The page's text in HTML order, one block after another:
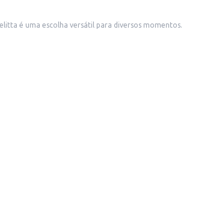
é uma escolha versátil para diversos momentos.